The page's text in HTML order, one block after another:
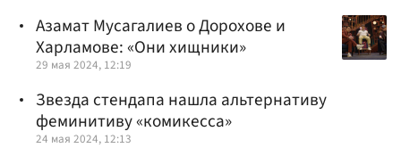
Азамат Мусагалиев о Дорохове и
Харламове: «Они хищники»
29 мая 2024, 12:19
Звезда стендапа нашла альтернативу
феминитиву «комикесса»
24 мая 2024, 12:13